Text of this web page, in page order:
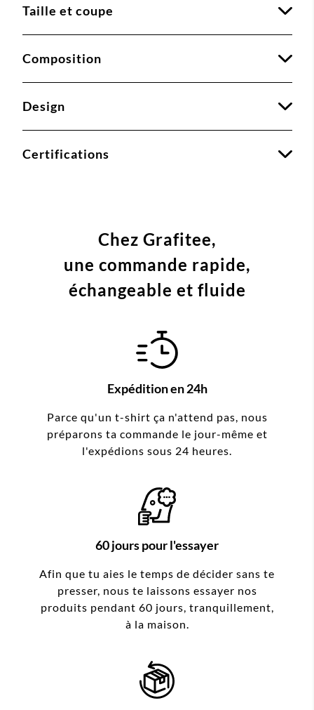
Taille et coupe
Composition
Design
Certifications
Chez Grafitee,
une commande rapide,
échangeable et fluide
Expédition en 24h
Parce qu'un t-shirt ça n'attend pas, nous
préparons ta commande le jour-même et
l'expédions sous 24 heures.
60 jours pour l'essayer
Afin que tu aies le temps de décider sans te
presser, nous te laissons essayer nos
produits pendant 60 jours, tranquillement,
à la maison.